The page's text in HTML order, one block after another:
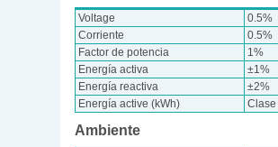
Voltage
0.5%
Corriente
0.5%
Factor de potencia
1%
Energía activa
±1%
Energía reactiva
±2%
Energía active (kWh)
Ambiente